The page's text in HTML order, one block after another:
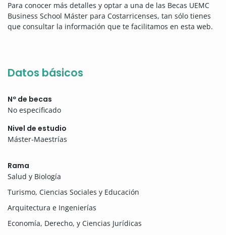
Para conocer más detalles y optar a una de las Becas UEMC
Business School Máster para Costarricenses, tan sólo tienes
que consultar la información que te facilitamos en esta web.
Datos básicos
Nº de becas
No especificado
Nivel de estudio
Máster-Maestrías
Rama
Salud y Biología
Turismo, Ciencias Sociales y Educación
Arquitectura e Ingenierías
Economía, Derecho, y Ciencias Jurídicas